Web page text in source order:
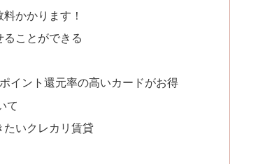
かかります！
ことができる
イント還元率の高いカードがお得
て
たいクレカリ賃貸